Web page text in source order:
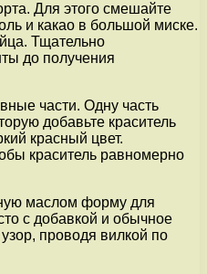
Для этого смешайте
и какао в большой миске.
Тщательно
до получения
части. Одну часть
добавьте краситель
красный цвет.
краситель равномерно
маслом форму для
с добавкой и обычное
проводя вилкой по